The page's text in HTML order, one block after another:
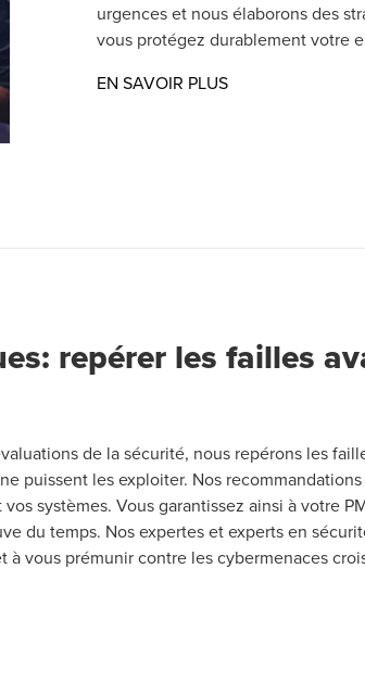
urgences et nous élaborons des
vous protégez durablement votre
EN SAVOIR PLUSOpens in a new
repérer les failles
de la sécurité, nous repérons les
puissent les exploiter. Nos recommandations
systèmes. Vous garantissez ainsi à votre
du temps. Nos expertes et experts en
vous prémunir contre les cybermenaces